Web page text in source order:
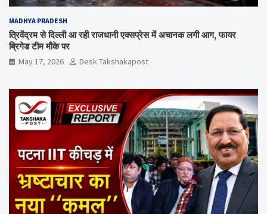
MADHYA PRADESH
त्रिवेंद्रम से दिल्ली आ रही राजधानी एक्सप्रेस में अचानक लगी आग, फायर
ब्रिगेड टीम मौके पर
May 17, 2026 Desk Takshakapost